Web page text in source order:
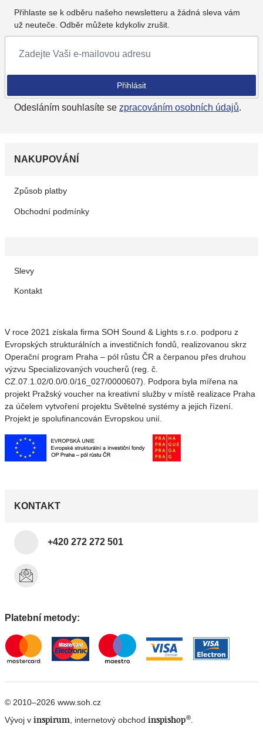
Přihlaste se k odběru našeho newsletteru a žádná sleva vám
už neuteče. Odběr můžete kdykoliv zrušit.
Přihlásit
Odesláním souhlasíte se zpracováním osobních údajů.
NAKUPOVÁNÍ
Způsob platby
Obchodní podmínky
Slevy
Kontakt
V roce 2021 získala firma SOH Sound & Lights s.r.o. podporu z
Evropských strukturálních a investičních fondů, realizovanou skrz
Operační program Praha – pól růstu ČR a čerpanou přes druhou
výzvu Specializovaných voucherů (reg. č.
CZ.07.1.02/0.0/0.0/16_027/0000607). Podpora byla mířena na
projekt Pražský voucher na kreativní služby v místě realizace Praha
za účelem vytvoření projektu Světelné systémy a jejich řízení.
Projekt je spolufinancován Evropskou unií.
KONTAKT
+420 272 272 501
Platební metody:
© 2010–2026 www.soh.cz
Vývoj v inspirum , internetový obchod inspishop®